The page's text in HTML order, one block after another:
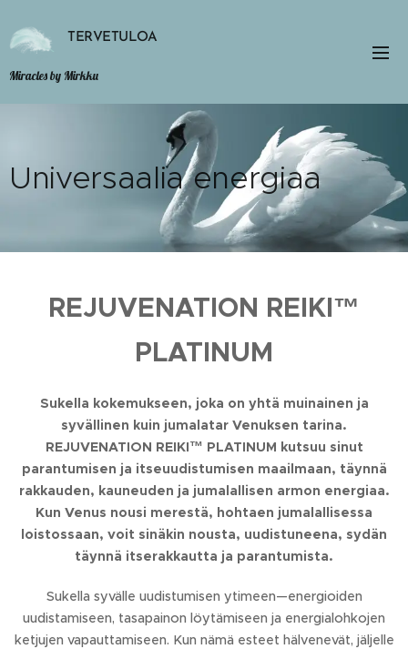
TERVETULOA
Miracles by Mirkku
Universaalia energiaa
REJUVENATION REIKI™
PLATINUM
Sukella kokemukseen, joka on yhtä muinainen ja
syvällinen kuin jumalatar Venuksen tarina.
REJUVENATION REIKI™ PLATINUM kutsuu sinut
parantumisen ja itseuudistumisen maailmaan, täynnä
rakkauden, kauneuden ja jumalallisen armon energiaa.
Kun Venus nousi merestä, hohtaen jumalallisessa
loistossaan, voit sinäkin nousta, uudistuneena, sydän
täynnä itserakkautta ja parantumista.
Sukella syvälle uudistumisen ytimeen—energioiden
uudistamiseen, tasapainon löytämiseen ja energialohkojen
ketjujen vapauttamiseen. Kun nämä esteet hälvenevät, jäljelle